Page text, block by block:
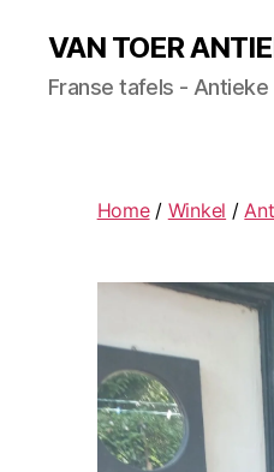
VAN TOER
Franse tafels -
Home/ Winkel /